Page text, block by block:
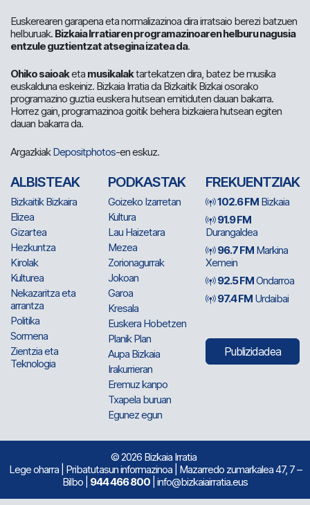
Euskerearen garapena eta normalizazinoa dira irratsaio berezi batzuen
helburuak. Bizkaia Irratiaren programazinoaren helburu nagusia
entzule guztientzat atsegina izatea da.
Ohiko saioaketa musikalaktartekatzen dira, batez be musika
euskalduna eskeiniz. Bizkaia Irratia da Bizkaitik Bizkai osorako
programazino guztia euskera hutsean emitiduten dauan bakarra.
Horrez gain, programazinoa goitik behera bizkaiera hutsean egiten
dauan bakarra da.
ArgazkiakDepositphotos-en eskuz.
ALBISTEAK
Bizkaitik Bizkaira
Elizea
Gizartea
Hezkuntza
Kirolak
Kulturea
Nekazaritza eta
arrantza
Politika
Sormena
Zientzia eta
Teknologia
PODKASTAK
Goizeko Izarretan
Kultura
Lau Haizetara
Mezea
Zorionagurrak
Jokoan
Garoa
Kresala
Euskera Hobetzen
Planik Plan
Aupa Bizkaia
Irakurrieran
Eremuz kanpo
Txapela buruan
Egunez egun
FREKUENTZIAK
102.6 FM Bizkaia
91.9 FM
Durangaldea
96.7 FM Markina
Xemein
92.5 FMOndarroa
97.4 FM Urdaibai
Publizidadea
© 2026 Bizkaia Irratia
Lege oharra| Pribatutasun informazinoa| Mazarredo zumarkalea 47, 7 –
Bilbo | 944 466 800 | info@bizkaiairratia.eus